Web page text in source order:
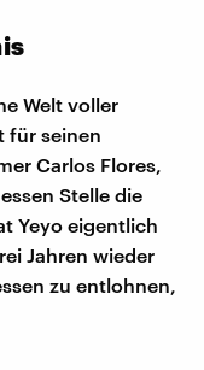
Welt voller
für seinen
Carlos Flores,
Stelle die
Yeyo eigentlich
Jahren wieder
zu entlohnen,